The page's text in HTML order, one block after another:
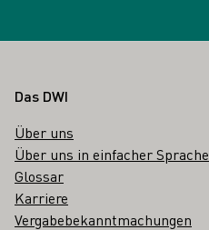
Fußbereich
Das DWI
Über uns
Über uns in einfacher Sprache
Glossar
Karriere
Vergabebekanntmachungen